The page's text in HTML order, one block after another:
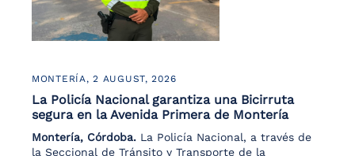
MONTERÍA,2 AUGUST, 2026
La Policía Nacional garantiza una Bicirruta
segura en la Avenida Primera de Montería
Montería, Córdoba. La Policía Nacional, a través de
la Seccional de Tránsito y Transporte de la